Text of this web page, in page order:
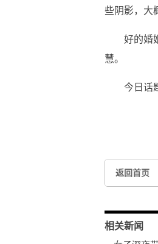
些阴影，大
好的婚
慧。
今日话
返回首页
相关新闻